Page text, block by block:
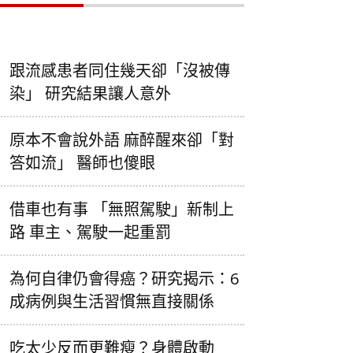
跟流感患者同住幾天卻「沒被傳
染」 研究結果讓人意外
原本不會說外語 麻醉醒來卻「對
答如流」 醫師也傻眼
借車也有事 「無照駕駛」新制上
路 車主、駕駛一起重罰
為何自律仍會得癌？研究揭示：6
成病例與生活習慣無直接關係
吃太少反而更難瘦？身體啟動